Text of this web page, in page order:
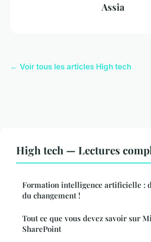
Assia
← Voir tous les articles High tech
High tech — Lectures
Formation intelligence artificielle :
du changement !
Tout ce que vous devez savoir sur
SharePoint